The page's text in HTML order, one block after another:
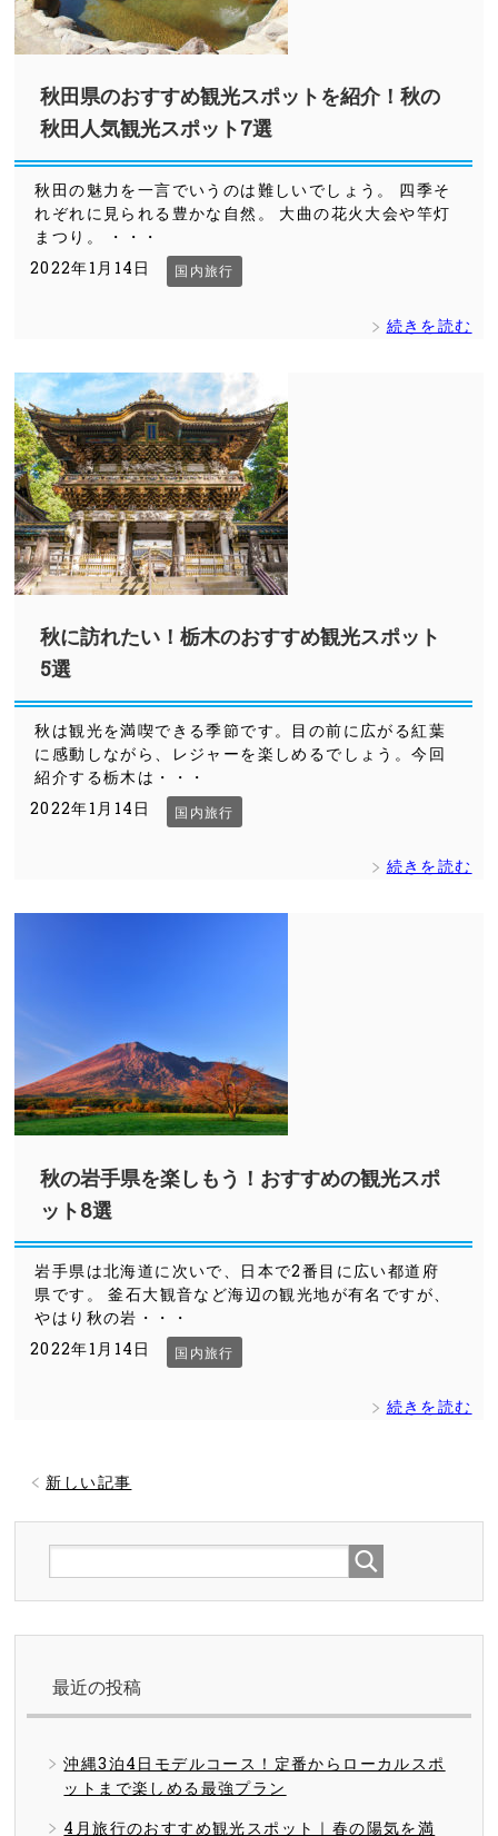
秋田県のおすすめ観光スポットを紹介！秋の
秋田人気観光スポット7選
秋田の魅力を一言でいうのは難しいでしょう。 四季そ
れぞれに見られる豊かな自然。 大曲の花火大会や竿灯
まつり。 ・・・
2022年1月14日
国内旅行
続きを読む
秋に訪れたい！栃木のおすすめ観光スポット
5選
秋は観光を満喫できる季節です。目の前に広がる紅葉
に感動しながら、レジャーを楽しめるでしょう。今回
紹介する栃木は・・・
2022年1月14日
国内旅行
続きを読む
秋の岩手県を楽しもう！おすすめの観光スポ
ット8選
岩手県は北海道に次いで、日本で2番目に広い都道府
県です。 釜石大観音など海辺の観光地が有名ですが、
やはり秋の岩・・・
2022年1月14日
国内旅行
続きを読む
新しい記事
最近の投稿
沖縄3泊4日モデルコース！定番からローカルスポ
ットまで楽しめる最強プラン
4月旅行のおすすめ観光スポット｜春の陽気を満